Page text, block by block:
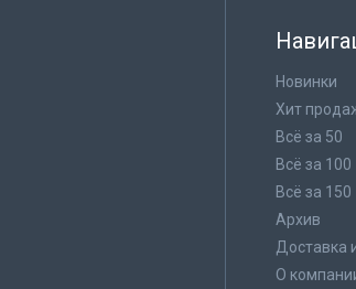
Новинки
Хит
Всё за 50
Всё за 100
Всё за 150
Архив
Доставка
О